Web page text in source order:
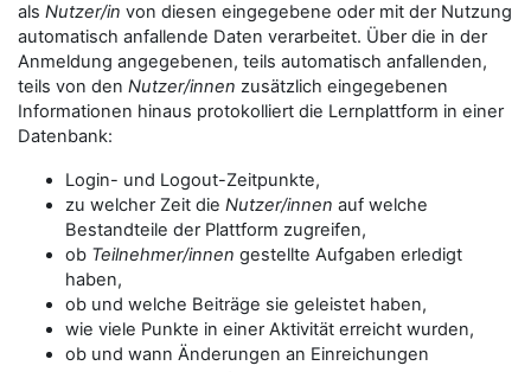
als Nutzer/in von diesen eingegebene oder mit der Nutzung
automatisch anfallende Daten verarbeitet. Über die in der
Anmeldung angegebenen, teils automatisch anfallenden,
teils von den Nutzer/innen zusätzlich eingegebenen
Informationen hinaus protokolliert die Lernplattform in einer
Datenbank:
Login- und Logout-Zeitpunkte,
zu welcher Zeit die Nutzer/innen auf welche
Bestandteile der Plattform zugreifen,
ob Teilnehmer/innen gestellte Aufgaben erledigt
haben,
ob und welche Beiträge sie geleistet haben,
wie viele Punkte in einer Aktivität erreicht wurden,
ob und wann Änderungen an Einreichungen